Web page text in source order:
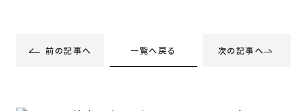
前の記事へ 一覧へ戻る 次の記事へ